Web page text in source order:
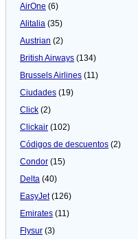
AirOne (6)
Alitalia (35)
Austrian (2)
British Airways (134)
Brussels Airlines (11)
Ciudades (19)
Click (2)
Clickair (102)
Códigos de descuentos (2)
Condor (15)
Delta (40)
EasyJet(126)
Emirates (11)
Flysur (3)